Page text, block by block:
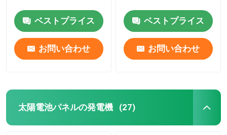
ベストプライス
お問い合わせ
ベストプライス
お問い合わせ
太陽電池パネルの発電機 (27)